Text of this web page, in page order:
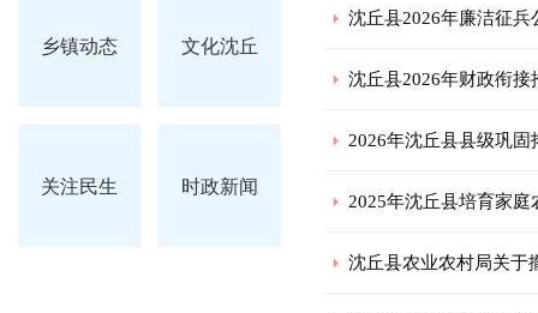
乡镇动态 文化沈丘
关注民生 时政新闻
沈丘县2026年廉洁征兵
沈丘县2026年财政衔
2026年沈丘县县级巩
2025年沈丘县培育家
沈丘县农业农村局关于